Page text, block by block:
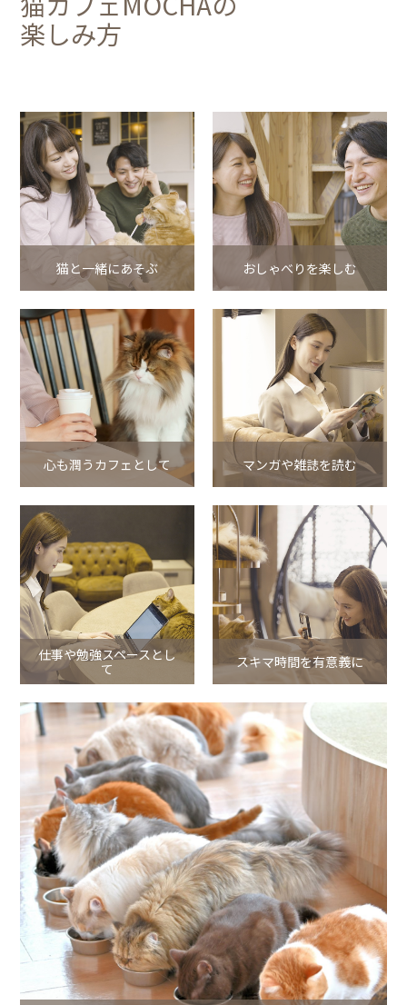
楽しみ方
猫と一緒にあそぶ おしゃべりを楽しむ
心も潤うカフェとして マンガや雑誌を読む
仕事や勉強スペースとし
て
スキマ時間を有意義に